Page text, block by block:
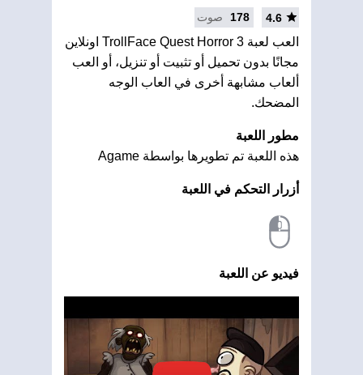
4.6
178 صوت
العب لعبة TrollFace Quest Horror 3 اونلاين
مجانًا بدون تحميل أو تثبيت أو تنزيل، أو العب
ألعاب مشابهة أخرى في العاب الوجه
المضحك.
مطور اللعبة
هذه اللعبة تم تطويرها بواسطة Agame
أزرار التحكم في اللعبة
فيديو عن اللعبة